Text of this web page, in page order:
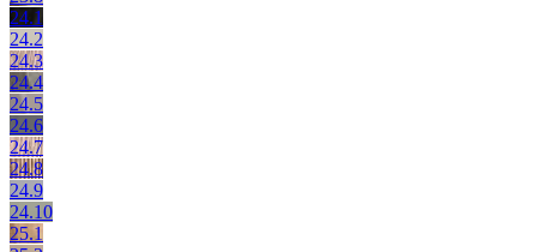
24.1
24.2
24.3
24.4
24.5
24.6
24.7
24.8
24.9
24.10
25.1